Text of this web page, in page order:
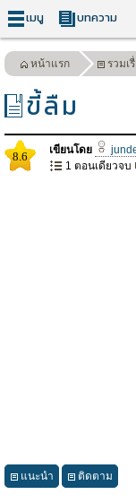
เมนู บทความ
หน้าแรก รวมเ
ขี้ลืม
8.6 เขียนโดย
1 ตอนเดียวจบ
แนะนำ ติดตาม